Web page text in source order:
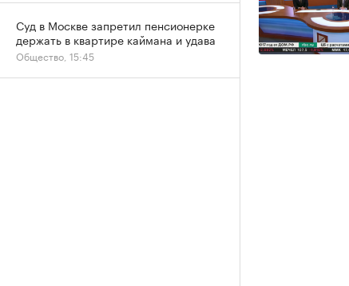
Суд в Москве запретил пенсионерке
держать в квартире каймана и удава
Общество, 15:45